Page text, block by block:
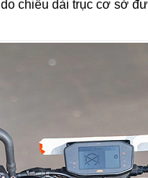
chiều dài trục cơ sở